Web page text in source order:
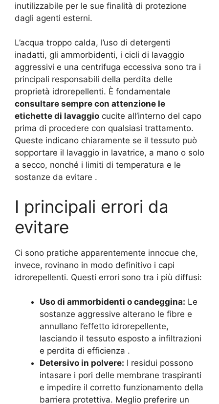
inutilizzabile per le sue finalità di protezione
dagli agenti esterni.
L’acqua troppo calda, l’uso di detergenti
inadatti, gli ammorbidenti, i cicli di lavaggio
aggressivi e una centrifuga eccessiva sono tra i
principali responsabili della perdita delle
proprietà idrorepellenti. È fondamentale
consultare sempre con attenzione le
etichette di lavaggio cucite all’interno del capo
prima di procedere con qualsiasi trattamento.
Queste indicano chiaramente se il tessuto può
sopportare il lavaggio in lavatrice, a mano o solo
a secco, nonché i limiti di temperatura e le
sostanze da evitare .
I principali errori da
evitare
Ci sono pratiche apparentemente innocue che,
invece, rovinano in modo definitivo i capi
idrorepellenti. Questi errori sono tra i più diffusi:
Uso di ammorbidenti o candeggina: Le
sostanze aggressive alterano le fibre e
annullano l’effetto idrorepellente,
lasciando il tessuto esposto a infiltrazioni
e perdita di efficienza .
Detersivo in polvere: I residui possono
intasare i pori delle membrane traspiranti
e impedire il corretto funzionamento della
barriera protettiva. Meglio preferire un